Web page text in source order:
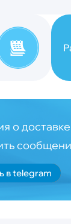
о
в telegram